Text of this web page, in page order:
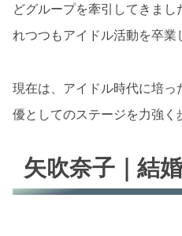
どグループを牽引してきま
れつつもアイドル活動を卒業
現在は、アイドル時代に培
優としてのステージを力強く
矢吹奈子｜結